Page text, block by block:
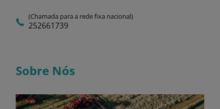
(Chamada para a rede fixa nacional)
252661739
Sobre Nós